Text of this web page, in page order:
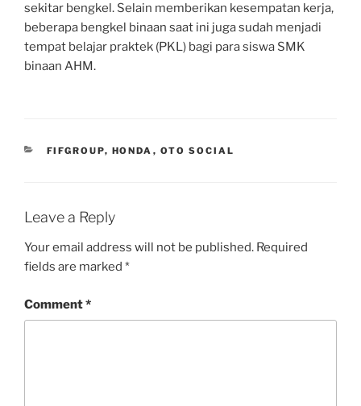
sekitar bengkel. Selain memberikan kesempatan kerja,
beberapa bengkel binaan saat ini juga sudah menjadi
tempat belajar praktek (PKL) bagi para siswa SMK
binaan AHM.
CATEGORIES
FIFGROUP, HONDA , OTO SOCIAL
Leave a Reply
Your email address will not be published. Required
fields are marked *
Comment*